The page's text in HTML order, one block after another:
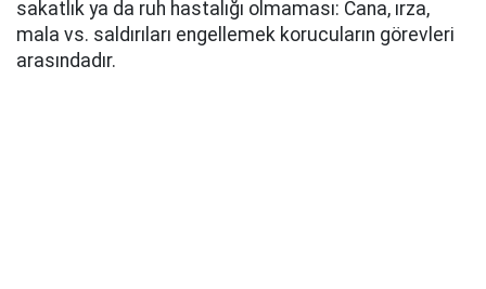
sakatlık ya da ruh hastalığı olmaması: Cana, ırza,
mala vs. saldırıları engellemek korucuların görevleri
arasındadır.